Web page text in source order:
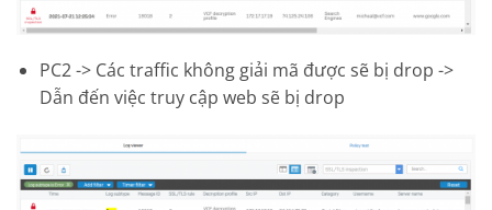
PC2 -> Các traffic không giải mã được sẽ bị drop ->
Dẫn đến việc truy cập web sẽ bị drop